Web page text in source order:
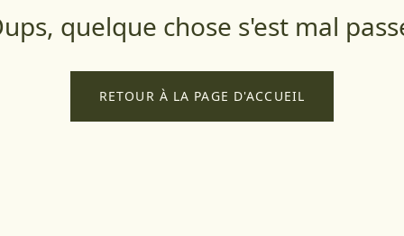
quelque chose s'est mal
RETOUR À LA PAGE D'ACCUEIL